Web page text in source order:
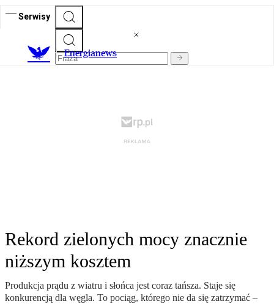
Serwisy
Energianews
Rekord zielonych mocy znacznie
niższym kosztem
Produkcja prądu z wiatru i słońca jest coraz tańsza. Staje się
konkurencją dla węgla. To pociąg, którego nie da się zatrzymać –